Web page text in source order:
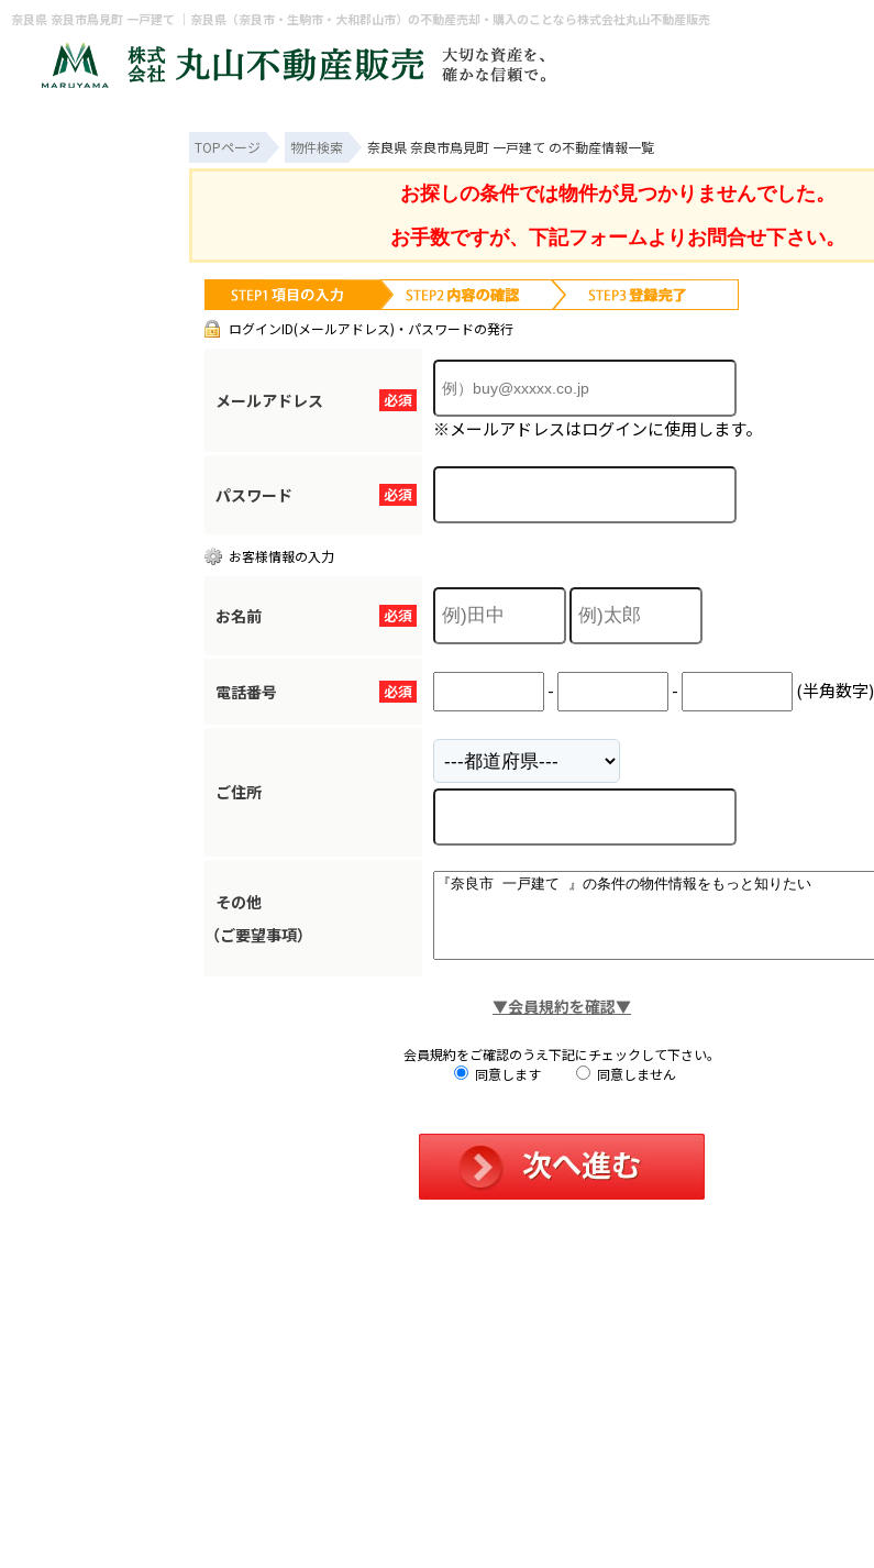
奈良県 奈良市鳥見町 一戸建て ｜奈良県（奈良市・生駒市・大和郡山市）の不動産売却・購入のことなら株式会社丸山不動産販売
TOPページ 物件検索 奈良県 奈良市鳥見町 一戸建て の不動産情報一覧
お探しの条件では物件が見つかりませんでした。
お手数ですが、下記フォームよりお問合せ下さい。
ログインID(メールアドレス)・パスワードの発行
必須
メールアドレス
※メールアドレスはログインに使用します。
必須
パスワード
お客様情報の入力
必須
お名前
必須
電話番号 - - (半角数字)
ご住所
その他
（ご要望事項）
▼会員規約を確認▼
会員規約をご確認のうえ下記にチェックして下さい。
同意します
同意しません